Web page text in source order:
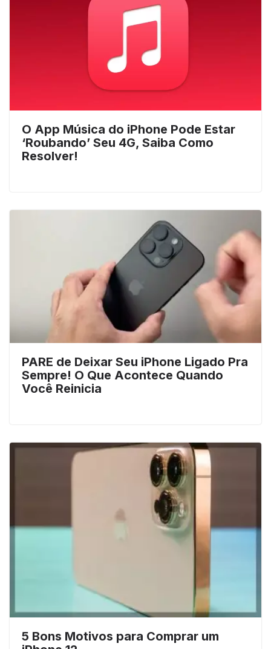
O App Música do iPhone Pode Estar
‘Roubando’ Seu 4G, Saiba Como
Resolver!
PARE de Deixar Seu iPhone Ligado Pra
Sempre! O Que Acontece Quando
Você Reinicia
5 Bons Motivos para Comprar um